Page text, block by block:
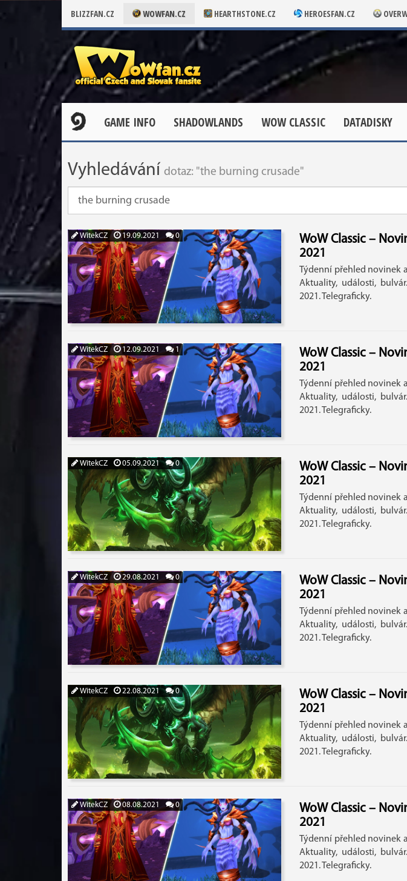
BLIZZFAN.CZ WOWFAN.CZ HEARTHSTONE.CZ HEROESFAN.CZ
GAME INFO SHADOWLANDS WOW CLASSIC DATADISKY
Vyhledávání dotaz: "the burning crusade"
WitekCZ 19.09.2021 0
WoW Classic –
2021
Týdenní přehled novinek
Aktuality, události,
2021. Telegraficky.
WitekCZ 12.09.2021 1
WoW Classic –
2021
Týdenní přehled novinek
Aktuality, události,
2021. Telegraficky.
WitekCZ 05.09.2021 0
WoW Classic –
2021
Týdenní přehled novinek
Aktuality, události,
2021. Telegraficky.
WitekCZ 29.08.2021 0
WoW Classic –
2021
Týdenní přehled novinek
Aktuality, události,
2021. Telegraficky.
WitekCZ 22.08.2021 0
WoW Classic –
2021
Týdenní přehled novinek
Aktuality, události,
2021. Telegraficky.
WitekCZ 08.08.2021 0
WoW Classic –
2021
Týdenní přehled novinek
Aktuality, události,
2021. Telegraficky.